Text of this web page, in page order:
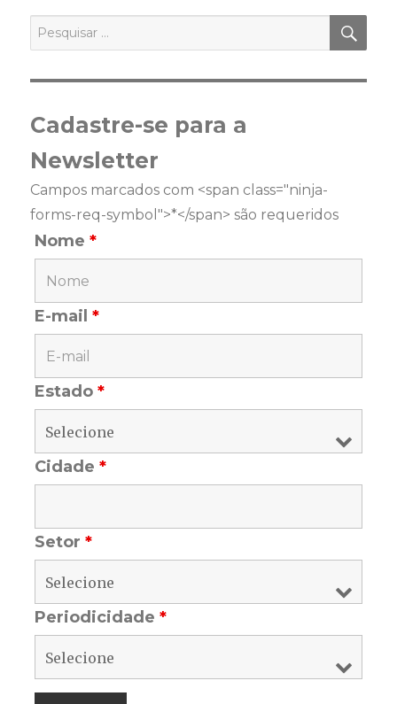
por:
Cadastre-se para a
Newsletter
Campos marcados com <span class="ninja-
forms-req-symbol">*</span> são requeridos
Nome*
E-mail*
Estado*
Cidade*
Setor*
Periodicidade*